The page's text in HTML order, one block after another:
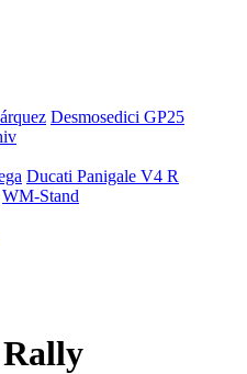
Desmosedici GP25
Ducati Panigale V4 R
WM-Stand